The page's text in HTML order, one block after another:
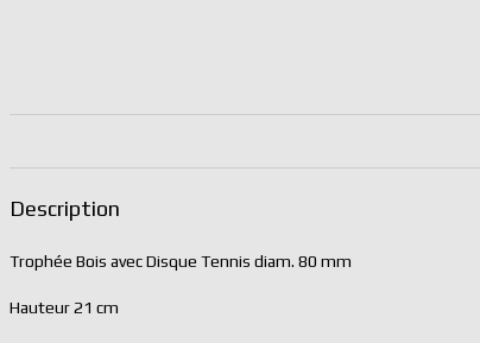
Description
Trophée Bois avec Disque Tennis diam. 80 mm
Hauteur 21 cm